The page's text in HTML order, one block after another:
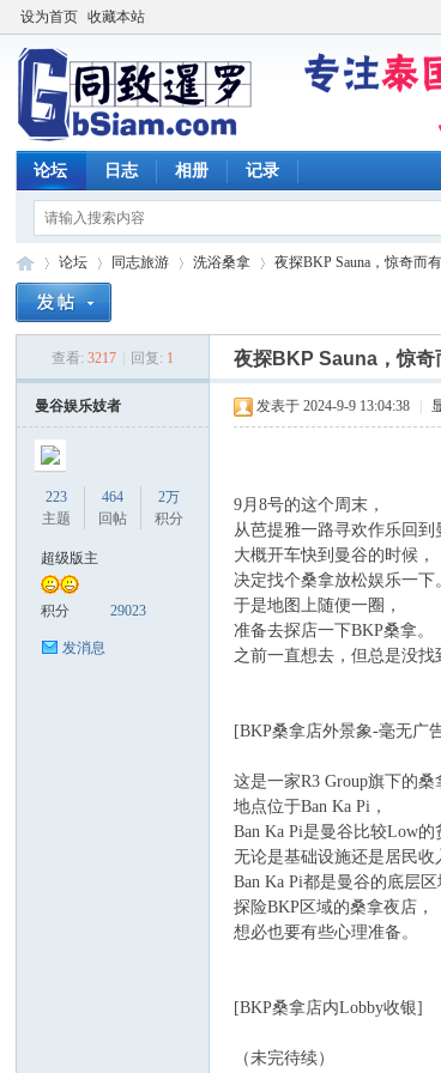
设为首页 收藏本站
论坛 日志 相册 记录
论坛
›
同志旅游
›
洗浴桑拿
›
夜探BKP Sauna，惊奇而
查看: 3217 回复: 1 夜探BKP Sauna，惊奇
曼谷娱乐妓者
223
主题
464
回帖
2万
积分
超级版主
积分 29023
发消息
发表于 2024-9-9 13:04:38
9月8号的这个周末，
从芭提雅一路寻欢作乐回到
大概开车快到曼谷的时候，
决定找个桑拿放松娱乐一下
于是地图上随便一圈，
准备去探店一下BKP桑拿。
之前一直想去，但总是没找
[BKP桑拿店外景象-毫无广
这是一家R3 Group旗下的桑
地点位于Ban Ka Pi，
Ban Ka Pi是曼谷比较Low的
无论是基础设施还是居民收
Ban Ka Pi都是曼谷的底层区
探险BKP区域的桑拿夜店，
想必也要有些心理准备。
[BKP桑拿店内Lobby收银]
（未完待续）